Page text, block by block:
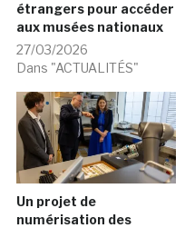
étrangers pour accéder
aux musées nationaux
27/03/2026
Dans "ACTUALITÉS"
Un projet de
numérisation des